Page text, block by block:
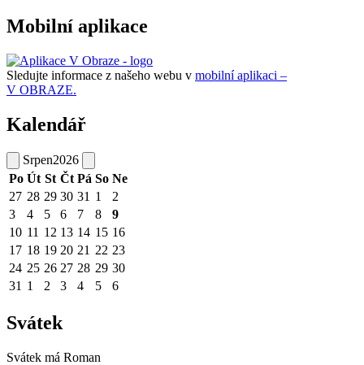
Mobilní aplikace
Sledujte informace z našeho webu v mobilní aplikaci –
V OBRAZE.
Kalendář
Srpen2026
Po Út St Čt Pá So Ne
27 28 29 30 31 1
2
3
4 5 6 7 8
9
10 11 12 13 14 15 16
17 18 19 20 21 22 23
24 25 26 27 28 29 30
31 1 2 3 4 5 6
Svátek
Svátek má Roman